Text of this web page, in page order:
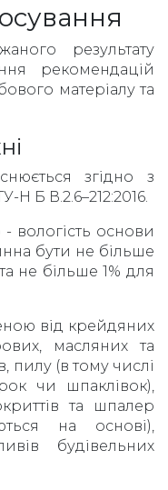
результату
рекомендацій
матеріалу та
згідно з
Н Б В.2.6–212:2016.
вологість основи
бути не більше
не більше 1% для
від крейдяних
масляних та
пилу (в тому числі
чи шпаклівок),
та шпалер
на основі),
будівельних